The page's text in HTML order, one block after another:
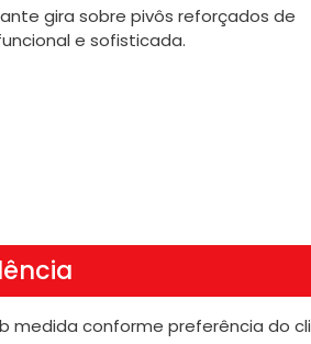
gira sobre pivôs reforçados de
e sofisticada.
medida conforme preferência do